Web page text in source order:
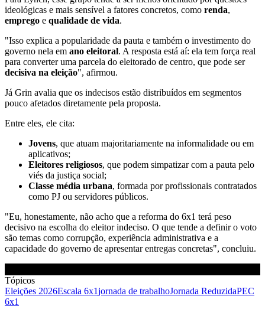
ideológicas e mais sensível a fatores concretos, como renda,
emprego e qualidade de vida.
"Isso explica a popularidade da pauta e também o investimento do
governo nela em ano eleitoral. A resposta está aí: ela tem força real
para converter uma parcela do eleitorado de centro, que pode ser
decisiva na eleição", afirmou.
Já Grin avalia que os indecisos estão distribuídos em segmentos
pouco afetados diretamente pela proposta.
Entre eles, ele cita:
Jovens, que atuam majoritariamente na informalidade ou em
aplicativos;
Eleitores religiosos, que podem simpatizar com a pauta pelo
viés da justiça social;
Classe média urbana, formada por profissionais contratados
como PJ ou servidores públicos.
"Eu, honestamente, não acho que a reforma do 6x1 terá peso
decisivo na escolha do eleitor indeciso. O que tende a definir o voto
são temas como corrupção, experiência administrativa e a
capacidade do governo de apresentar entregas concretas", concluiu.
Tópicos
Eleições 2026Escala 6x1jornada de trabalhoJornada ReduzidaPEC
6x1